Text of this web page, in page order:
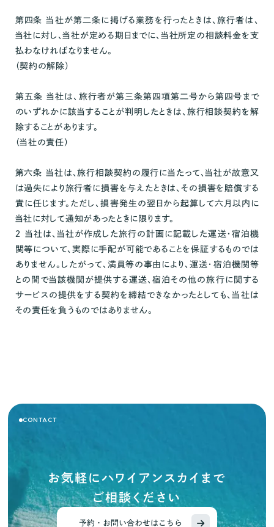
第四条 当社が第二条に掲げる業務を行ったときは、旅行者は、
当社に対し、当社が定める期日までに、当社所定の相談料金を支
払わなければなりません。
（契約の解除）
第五条 当社は、旅行者が第三条第四項第二号から第四号まで
のいずれかに該当することが判明したときは、旅行相談契約を解
除することがあります。
（当社の責任）
第六条 当社は、旅行相談契約の履行に当たって、当社が故意又
は過失により旅行者に損害を与えたときは、その損害を賠償する
責に任じます。ただし、損害発生の翌日から起算して六月以内に
当社に対して通知があったときに限ります。
２ 当社は、当社が作成した旅行の計画に記載した運送・宿泊機
関等について、実際に手配が可能であることを保証するものでは
ありません。したがって、満員等の事由により、運送・宿泊機関等
との間で当該機関が提供する運送、宿泊その他の旅行に関する
サービスの提供をする契約を締結できなかったとしても、当社は
その責任を負うものではありません。
CONTACT
お気軽にハワイアンスカイまで
ご相談ください
予約・お問い合わせはこちら